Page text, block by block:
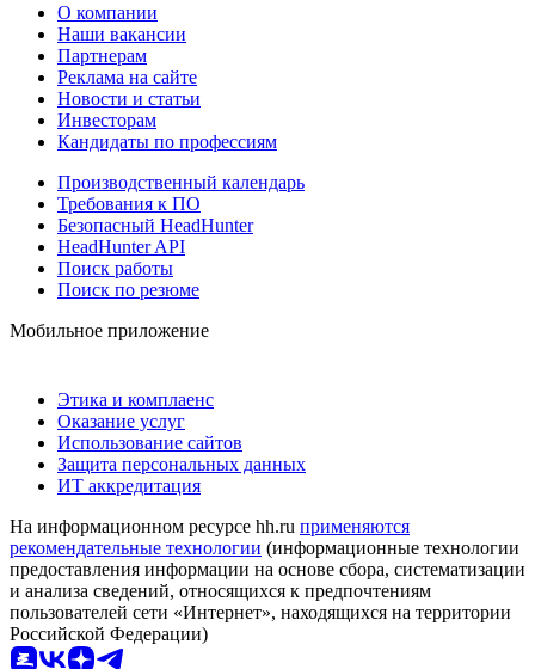
О компании
Наши вакансии
Партнерам
Реклама на сайте
Новости и статьи
Инвесторам
Кандидаты по профессиям
Производственный календарь
Требования к ПО
Безопасный HeadHunter
HeadHunter API
Поиск работы
Поиск по резюме
Мобильное приложение
Этика и комплаенс
Оказание услуг
Использование сайтов
Защита персональных данных
ИТ аккредитация
На информационном ресурсе hh.ru применяются
рекомендательные технологии (информационные технологии
предоставления информации на основе сбора, систематизации
и анализа сведений, относящихся к предпочтениям
пользователей сети «Интернет», находящихся на территории
Российской Федерации)